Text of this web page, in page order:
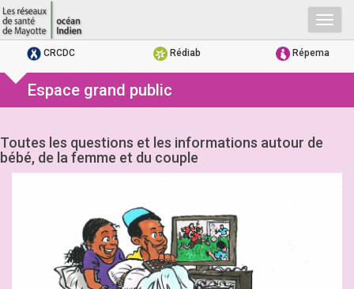
CRCDC Rédiab Répema
Espace grand public
Toutes les questions et les informations autour de
bébé, de la femme et du couple